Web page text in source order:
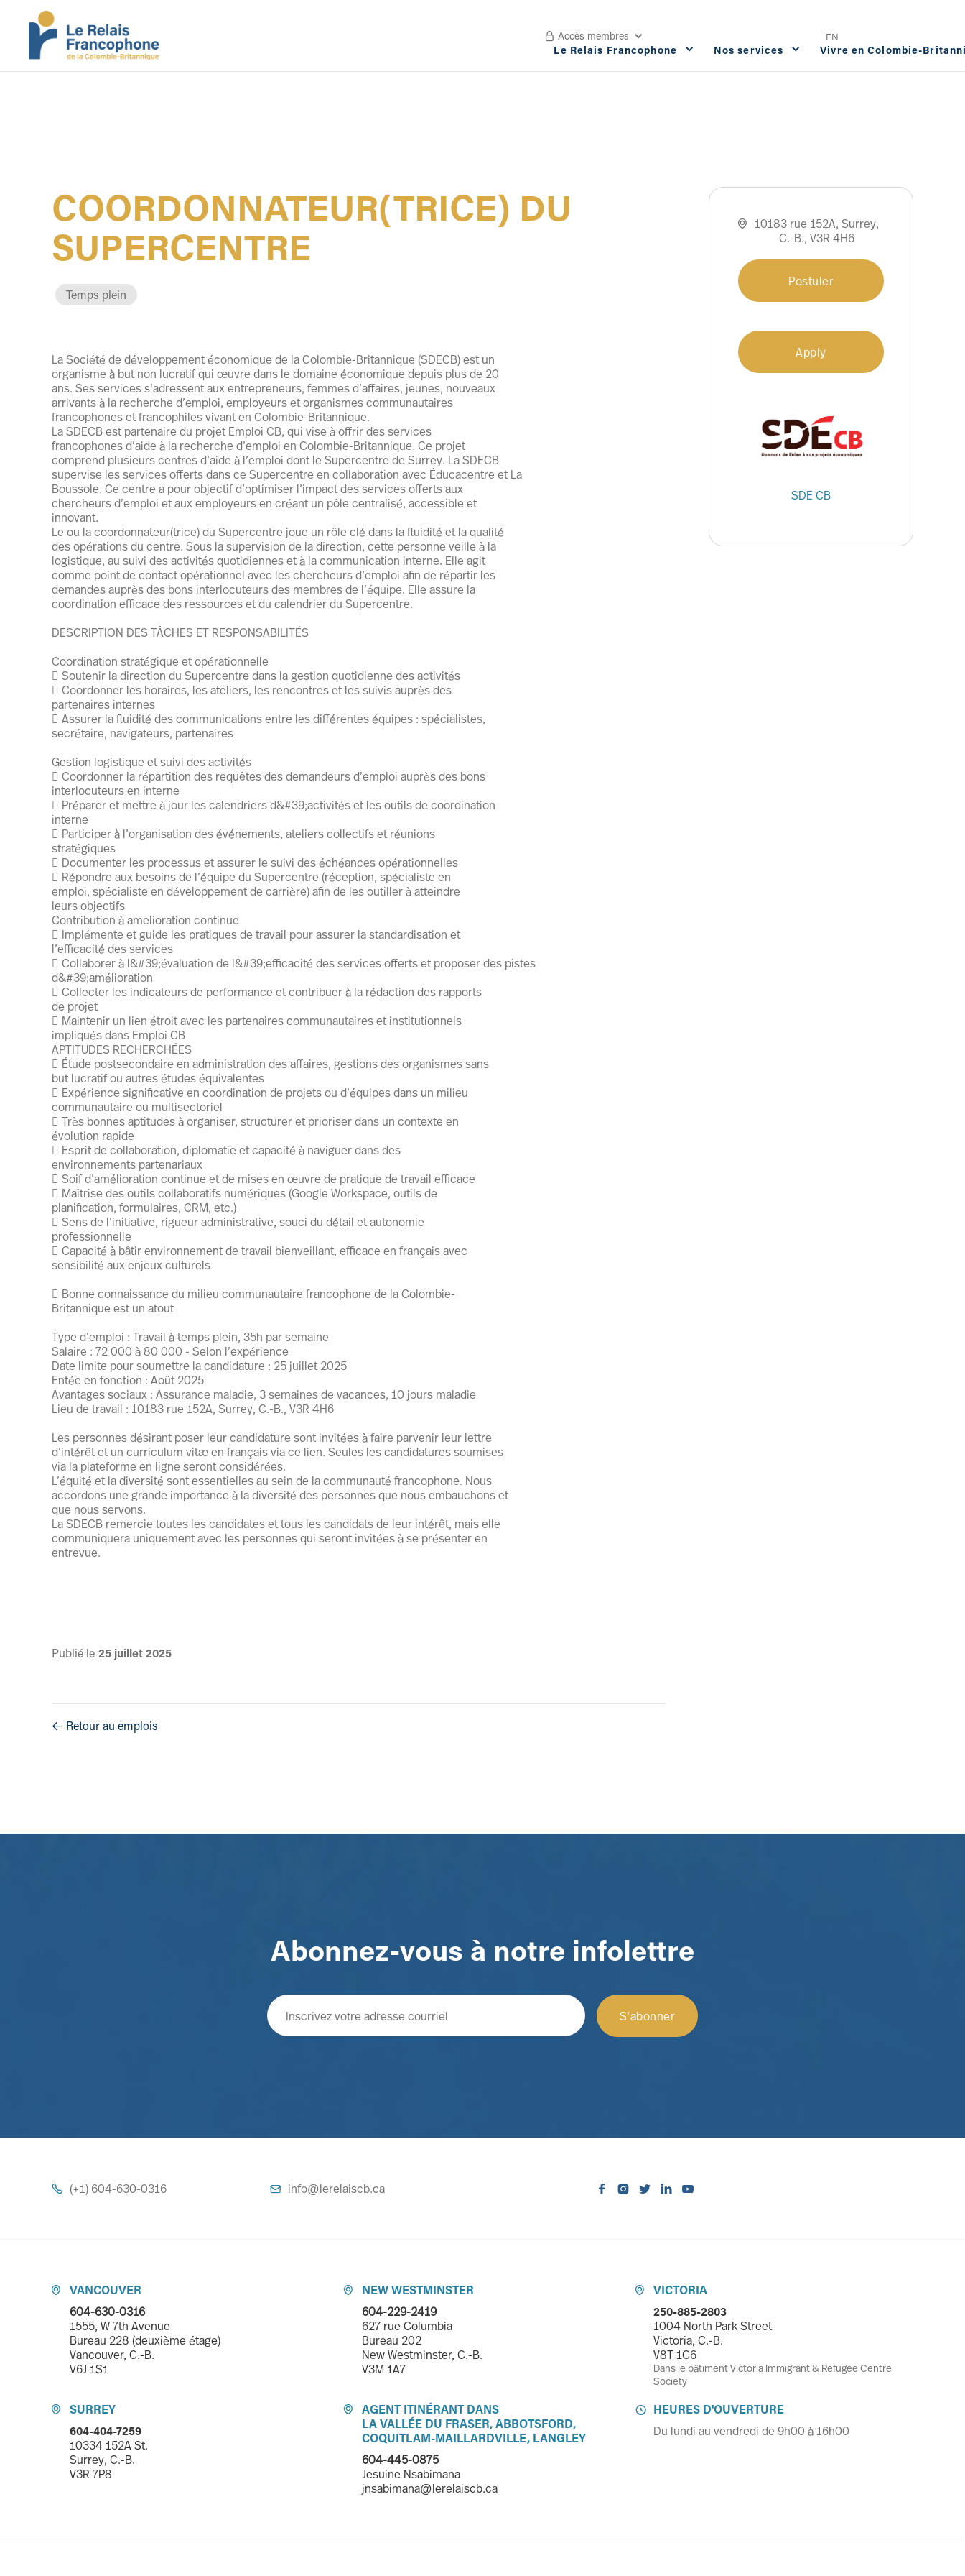
Le Relais Francophone Nos services Vivre en Colombie-
 Accès membres EN
COORDONNATEUR(TRICE) DU
SUPERCENTRE
Temps plein
La Société de développement économique de la Colombie-Britannique (SDECB) est un
organisme à but non lucratif qui œuvre dans le domaine économique depuis plus de 20
ans. Ses services s’adressent aux entrepreneurs, femmes d’affaires, jeunes, nouveaux
arrivants à la recherche d’emploi, employeurs et organismes communautaires
francophones et francophiles vivant en Colombie-Britannique.
La SDECB est partenaire du projet Emploi CB, qui vise à offrir des services
francophones d’aide à la recherche d’emploi en Colombie-Britannique. Ce projet
comprend plusieurs centres d’aide à l’emploi dont le Supercentre de Surrey. La SDECB
supervise les services offerts dans ce Supercentre en collaboration avec Éducacentre et La
Boussole. Ce centre a pour objectif d’optimiser l’impact des services offerts aux
chercheurs d’emploi et aux employeurs en créant un pôle centralisé, accessible et
innovant.
Le ou la coordonnateur(trice) du Supercentre joue un rôle clé dans la fluidité et la qualité
des opérations du centre. Sous la supervision de la direction, cette personne veille à la
logistique, au suivi des activités quotidiennes et à la communication interne. Elle agit
comme point de contact opérationnel avec les chercheurs d’emploi afin de répartir les
demandes auprès des bons interlocuteurs des membres de l’équipe. Elle assure la
coordination efficace des ressources et du calendrier du Supercentre.
DESCRIPTION DES TÂCHES ET RESPONSABILITÉS
Coordination stratégique et opérationnelle
 Soutenir la direction du Supercentre dans la gestion quotidienne des activités
 Coordonner les horaires, les ateliers, les rencontres et les suivis auprès des
partenaires internes
 Assurer la fluidité des communications entre les différentes équipes : spécialistes,
secrétaire, navigateurs, partenaires
Gestion logistique et suivi des activités
 Coordonner la répartition des requêtes des demandeurs d’emploi auprès des bons
interlocuteurs en interne
 Préparer et mettre à jour les calendriers d&#39;activités et les outils de coordination
interne
 Participer à l’organisation des événements, ateliers collectifs et réunions
stratégiques
 Documenter les processus et assurer le suivi des échéances opérationnelles
 Répondre aux besoins de l’équipe du Supercentre (réception, spécialiste en
emploi, spécialiste en développement de carrière) afin de les outiller à atteindre
leurs objectifs
Contribution à amelioration continue
 Implémente et guide les pratiques de travail pour assurer la standardisation et
l’efficacité des services
 Collaborer à l&#39;évaluation de l&#39;efficacité des services offerts et proposer des pistes
d&#39;amélioration
 Collecter les indicateurs de performance et contribuer à la rédaction des rapports
de projet
 Maintenir un lien étroit avec les partenaires communautaires et institutionnels
impliqués dans Emploi CB
APTITUDES RECHERCHÉES
 Étude postsecondaire en administration des affaires, gestions des organismes sans
but lucratif ou autres études équivalentes
 Expérience significative en coordination de projets ou d’équipes dans un milieu
communautaire ou multisectoriel
 Très bonnes aptitudes à organiser, structurer et prioriser dans un contexte en
évolution rapide
 Esprit de collaboration, diplomatie et capacité à naviguer dans des
environnements partenariaux
 Soif d’amélioration continue et de mises en œuvre de pratique de travail efficace
 Maîtrise des outils collaboratifs numériques (Google Workspace, outils de
planification, formulaires, CRM, etc.)
 Sens de l’initiative, rigueur administrative, souci du détail et autonomie
professionnelle
 Capacité à bâtir environnement de travail bienveillant, efficace en français avec
sensibilité aux enjeux culturels
 Bonne connaissance du milieu communautaire francophone de la Colombie-
Britannique est un atout
Type d’emploi : Travail à temps plein, 35h par semaine
Salaire : 72 000 à 80 000 - Selon l’expérience
Date limite pour soumettre la candidature : 25 juillet 2025
Entée en fonction : Août 2025
Avantages sociaux : Assurance maladie, 3 semaines de vacances, 10 jours maladie
Lieu de travail : 10183 rue 152A, Surrey, C.-B., V3R 4H6
Les personnes désirant poser leur candidature sont invitées à faire parvenir leur lettre
d’intérêt et un curriculum vitæ en français via ce lien. Seules les candidatures soumises
via la plateforme en ligne seront considérées.
L’équité et la diversité sont essentielles au sein de la communauté francophone. Nous
accordons une grande importance à la diversité des personnes que nous embauchons et
que nous servons.
La SDECB remercie toutes les candidates et tous les candidats de leur intérêt, mais elle
communiquera uniquement avec les personnes qui seront invitées à se présenter en
entrevue.
Publié le 25 juillet2025
 Retour au emplois

10183 rue 152A, Surrey,
C.-B., V3R 4H6
Postuler
Apply
SDE CB
Abonnez-vous à notre infolettre
 (+1) 604-630-0316  info@lerelaiscb.ca     

VANCOUVER
604-630-0316
1555, W 7th Avenue
Bureau 228 (deuxième étage)
Vancouver, C.-B.
V6J 1S1

NEW WESTMINSTER
604-229-2419
627 rue Columbia
Bureau 202
New Westminster, C.-B.
V3M 1A7

VICTORIA
250-885-2803
1004 North Park Street
Victoria, C.-B.
V8T 1C6
Dans le bâtiment Victoria Immigrant & Refugee Centre
Society

SURREY
604-404-7259
10334 152A St.
Surrey, C.-B.
V3R 7P8

AGENT ITINÉRANT DANS
LA VALLÉE DU FRASER, ABBOTSFORD,
COQUITLAM-MAILLARDVILLE, LANGLEY
604-445-0875
Jesuine Nsabimana
jnsabimana@lerelaiscb.ca

HEURES D'OUVERTURE
Du lundi au vendredi de 9h00 à 16h00